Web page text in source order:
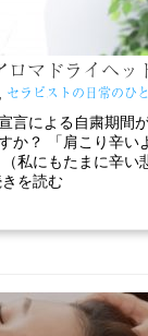
ロマドライヘッ
セラピストの日常のひ
言による自粛期間
か？ 「肩こり辛い
私にもたまに辛い
を読む